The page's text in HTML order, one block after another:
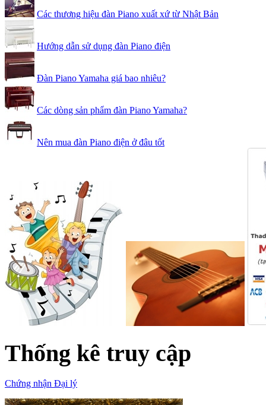
Các thương hiệu đàn Piano xuất xứ từ Nhật Bản
Hướng dẫn sử dụng đàn Piano điện
Đàn Piano Yamaha giá bao nhiêu?
Các dòng sản phẩm đàn Piano Yamaha?
Nên mua đàn Piano điện ở đâu tốt
Thống kê truy cập
Chứng nhận Đại lý